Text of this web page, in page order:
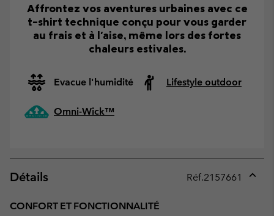
Affrontez vos aventures urbaines avec ce
t-shirt technique conçu pour vous garder
au frais et à l'aise, même lors des fortes
chaleurs estivales.
Evacue l'humidité Lifestyle outdoor
Omni-Wick™
Détails Réf.2157661
CONFORT ET FONCTIONNALITÉ